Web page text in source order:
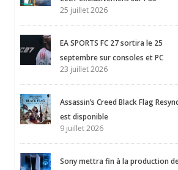
25 juillet 2026
EA SPORTS FC 27 sortira le 25
septembre sur consoles et PC
23 juillet 2026
Assassin’s Creed Black Flag
est disponible
9 juillet 2026
Sony mettra fin à la production